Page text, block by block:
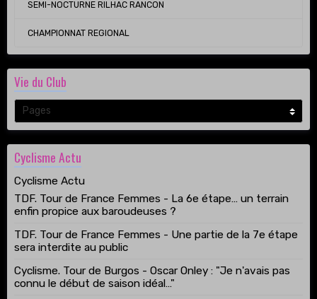
SEMI-NOCTURNE RILHAC RANCON
CHAMPIONNAT REGIONAL
Vie du Club
Cyclisme Actu
Cyclisme Actu
TDF. Tour de France Femmes - La 6e étape… un terrain
enfin propice aux baroudeuses ?
TDF. Tour de France Femmes - Une partie de la 7e étape
sera interdite au public
Cyclisme. Tour de Burgos - Oscar Onley : "Je n'avais pas
connu le début de saison idéal…"